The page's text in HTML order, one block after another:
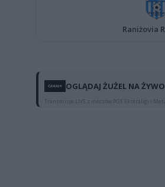
Raniżovia
OGLĄDAJ ŻUŻEL NA
Transmisje LIVE z meczów PGE Ekstraligi i